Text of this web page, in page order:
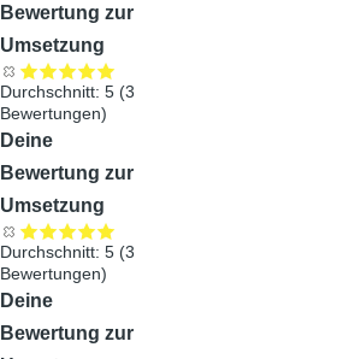
Bewertung zur
Umsetzung
Durchschnitt:5 (3
Bewertungen)
Deine
Bewertung zur
Umsetzung
Durchschnitt:5 (3
Bewertungen)
Deine
Bewertung zur